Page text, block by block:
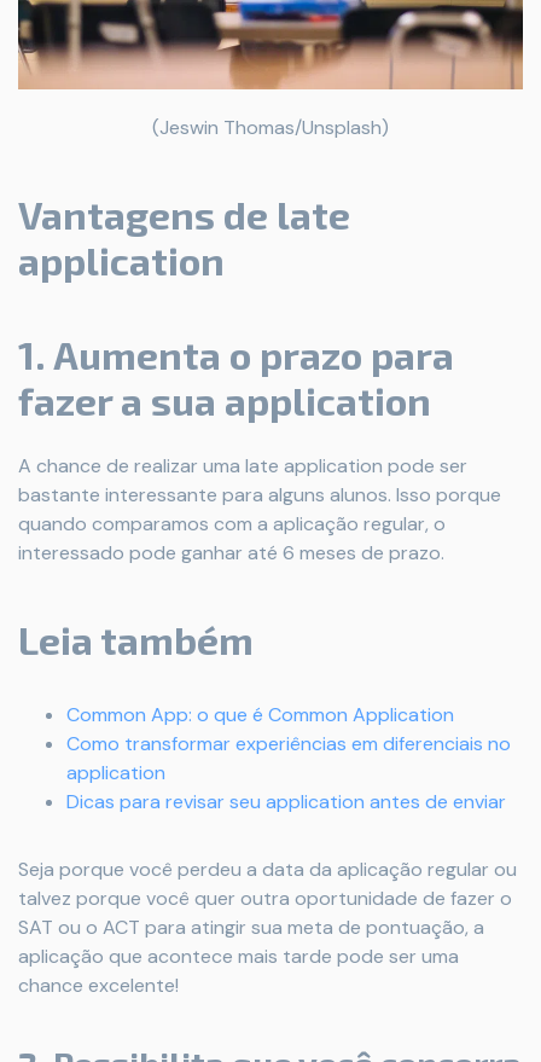
(Jeswin Thomas/Unsplash)
Vantagens de late
application
1. Aumenta o prazo para
fazer a sua application
A chance de realizar uma late application pode ser
bastante interessante para alguns alunos. Isso porque
quando comparamos com a aplicação regular, o
interessado pode ganhar até 6 meses de prazo.
Leia também
Common App: o que é Common Application
Como transformar experiências em diferenciais no
application
Dicas para revisar seu application antes de enviar
Seja porque você perdeu a data da aplicação regular ou
talvez porque você quer outra oportunidade de fazer o
SAT ou o ACT para atingir sua meta de pontuação, a
aplicação que acontece mais tarde pode ser uma
chance excelente!